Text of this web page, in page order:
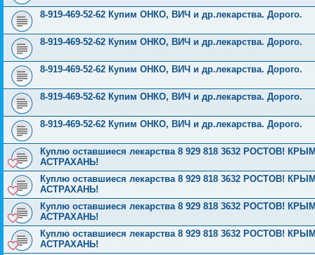
8-919-469-52-62 Купим ОНКО, ВИЧ и др.лекарства. Дорого.
8-919-469-52-62 Купим ОНКО, ВИЧ и др.лекарства. Дорого.
8-919-469-52-62 Купим ОНКО, ВИЧ и др.лекарства. Дорого.
8-919-469-52-62 Купим ОНКО, ВИЧ и др.лекарства. Дорого.
8-919-469-52-62 Купим ОНКО, ВИЧ и др.лекарства. Дорого.
Куплю оставшиеся лекарства 8 929 818 3632 РОСТОВ!
АСТРАХАНЬ!
Куплю оставшиеся лекарства 8 929 818 3632 РОСТОВ!
АСТРАХАНЬ!
Куплю оставшиеся лекарства 8 929 818 3632 РОСТОВ!
АСТРАХАНЬ!
Куплю оставшиеся лекарства 8 929 818 3632 РОСТОВ!
АСТРАХАНЬ!